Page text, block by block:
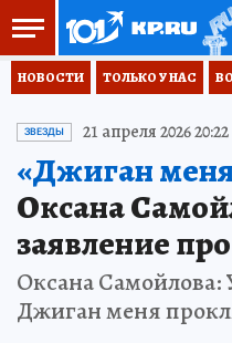
НОВОСТИ ТОЛЬКО У НАС
ЗВЕЗДЫ 21 апреля 2026 20:22
«Джиган
Оксана
заявление
Оксана Самойлова:
Джиган меня